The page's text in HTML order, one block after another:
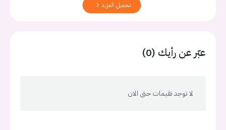
تحميل المزيد
عبّر عن رأيك (0)
لا توجد تقيمات حتى الان